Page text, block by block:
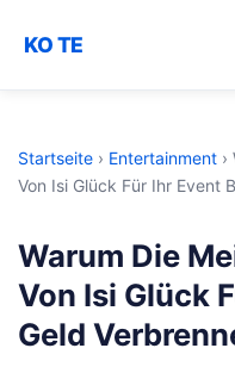
KO TE
Startseite › Entertainment ›
Von Isi Glück Für Ihr Event
Warum Die
Von Isi Glück
Geld